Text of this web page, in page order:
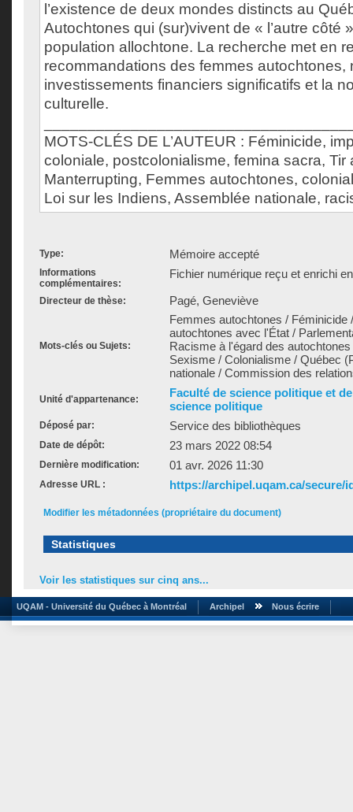
l’existence de deux mondes distincts au
Autochtones qui (sur)vivent de « l’autre côté
population allochtone. La recherche met en
recommandations des femmes autochtones,
investissements financiers significatifs et la
culturelle.
MOTS-CLÉS DE L’AUTEUR : Féminicide,
coloniale, postcolonialisme, femina sacra, Tir
Manterrupting, Femmes autochtones,
Loi sur les Indiens, Assemblée nationale,
Type: Mémoire accepté
Informations
complémentaires:
Fichier numérique reçu et enrichi
Directeur de thèse: Pagé, Geneviève
Mots-clés ou Sujets:
Femmes autochtones / Féminicide
autochtones avec l'État /
Racisme à l'égard des
Sexisme / Colonialisme / Québec
nationale / Commission des
Unité d'appartenance:
Faculté de science politique et
science politique
Déposé par: Service des bibliothèques
Date de dépôt: 23 mars 2022 08:54
Dernière modification: 01 avr. 2026 11:30
Adresse URL : https://archipel.uqam.ca/secure/
Modifier les métadonnées (propriétaire du document)
Statistiques
Voir les statistiques sur cinq ans...
UQAM - Université du Québec à Montréal Archipel Nous écrire